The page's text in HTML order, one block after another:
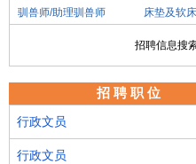
驯兽师/助理驯兽师
床垫及软床
招聘信息搜
招 聘 职 位
行政文员
行政文员